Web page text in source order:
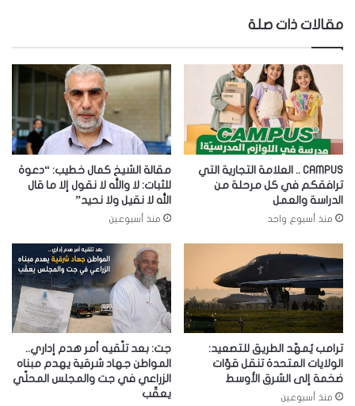
مقالات ذات صلة
CAMPUS .. العلامة التجارية التي
ترافقكم في كل مرحلة من
الدراسة والعمل
منذ أسبوع واحد
مقالة الشيخ كمال خطيب: “دعوة
للثبات: لا والله لا نقول إلا ما قال
الله لا نقيل ولا نحيد”
منذ أسبوعين
ترامب يُمهّد الطريق للتصعيد:
الولايات المتحدة تنقل قوّات
ضخمة إلى الشرق الأوسط
منذ أسبوعين
جت: بعد تلّقيه أمر هدم إداري..
المواطن جهاد شرقية يهدم مبناه
الزراعي في جت والمجلس المحلّي
يعقّب